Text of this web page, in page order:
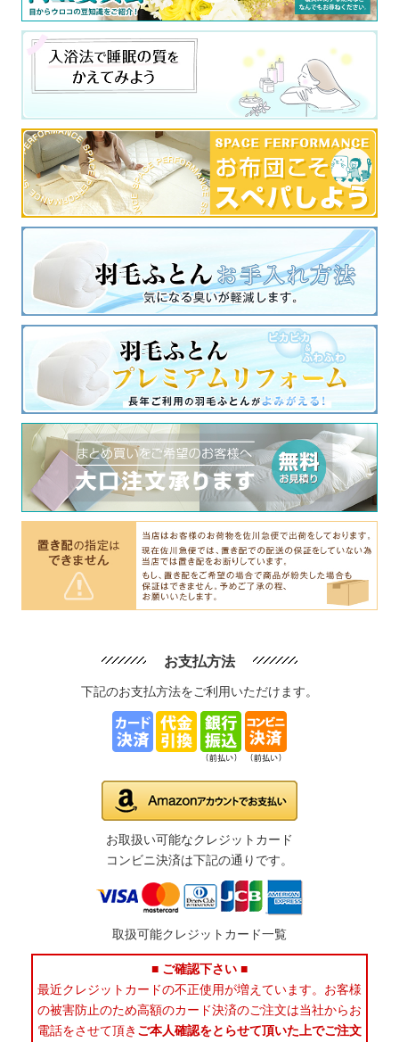
お支払方法
下記のお支払方法をご利用いただけます。
お取扱い可能なクレジットカード
コンビニ決済は下記の通りです。
取扱可能クレジットカード一覧
■ ご確認下さい ■
最近クレジットカードの不正使用が増えています。お客様
の被害防止のため高額のカード決済のご注文は当社からお
電話をさせて頂き ご本人確認をとらせて頂いた上でご注文